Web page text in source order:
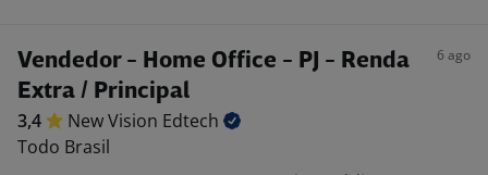
Vendedor - Home Office - PJ - Renda
Extra / Principal
6 ago
3,4 New Vision Edtech
Todo Brasil